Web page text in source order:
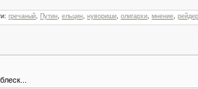
: гречаный Путин ельцин нувориши олигархи мнение